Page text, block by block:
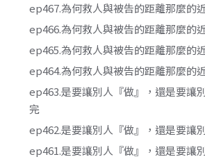
ep467.為何救人與被告的距離那麼的
ep466.為何救人與被告的距離那麼的
ep465.為何救人與被告的距離那麼的
ep464.為何救人與被告的距離那麼的
ep463.是要讓別人『做』，還是要讓
完
ep462.是要讓別人『做』，還是要讓
ep461.是要讓別人『做』，還是要讓